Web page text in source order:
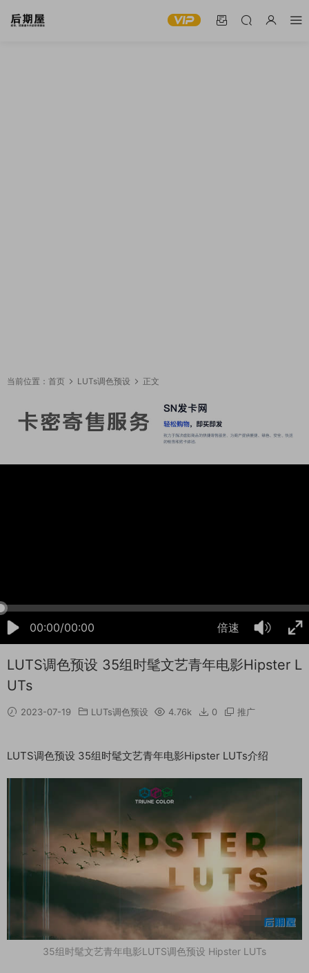
当前位置： 首页 LUTs调色预设 正文
00:00/00:00 倍速
LUTS调色预设 35组时髦文艺青年电影Hipster L
UTs
2023-07-19 LUTs调色预设 4.76k 0 推广
LUTS调色预设 35组时髦文艺青年电影Hipster LUTs介绍
35组时髦文艺青年电影LUTS调色预设 Hipster LUTs